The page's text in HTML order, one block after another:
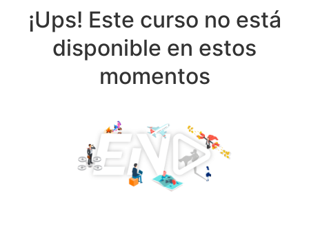
¡Ups! Este curso no está
disponible en estos
momentos